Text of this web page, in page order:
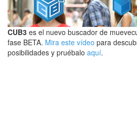
CUB3 es el nuevo buscador de
fase BETA. Mira este vídeo para
posibilidades y pruébalo aquí.